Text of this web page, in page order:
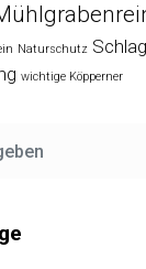
Naturschutz
wichtige Köpperner